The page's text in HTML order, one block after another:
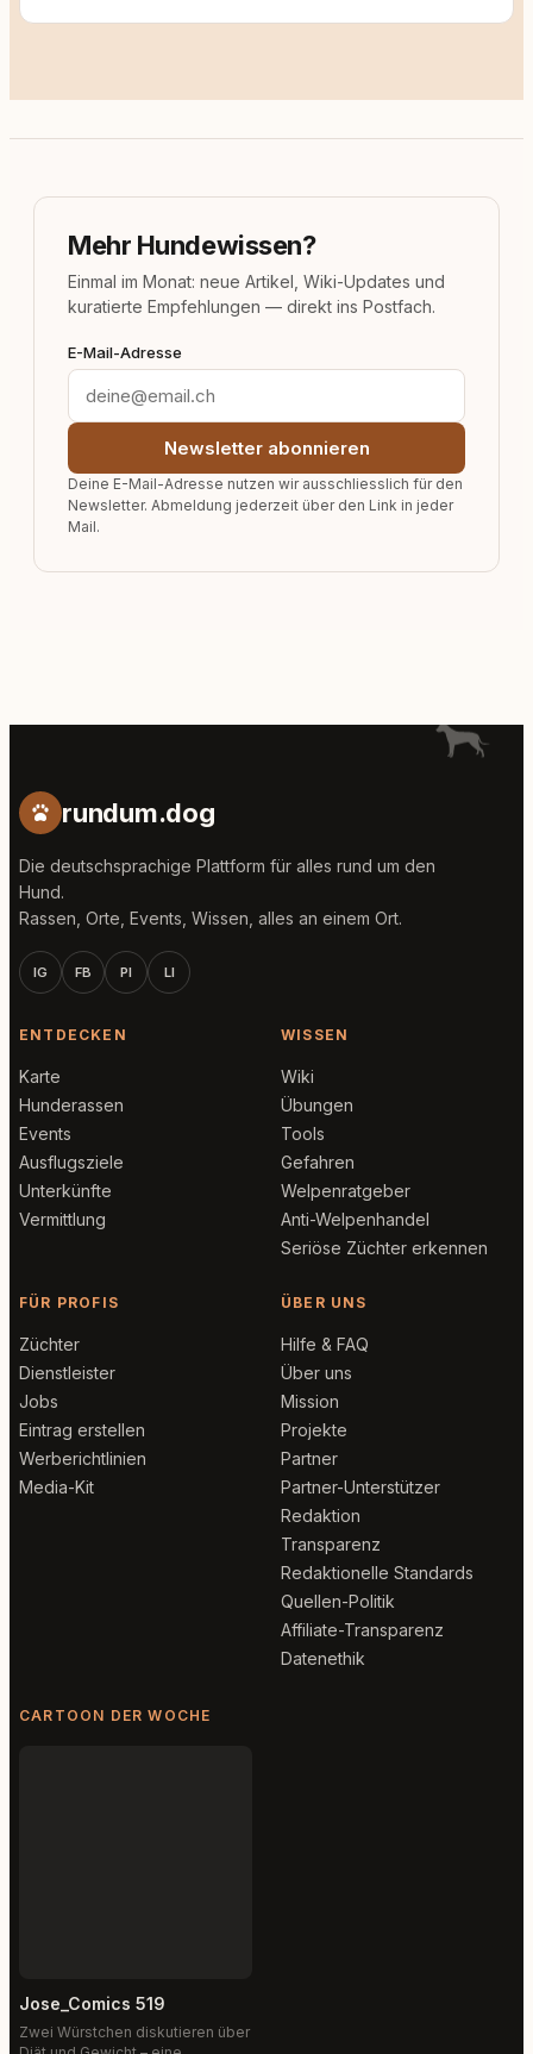
Mehr Hundewissen?
Einmal im Monat: neue Artikel, Wiki-Updates und
kuratierte Empfehlungen — direkt ins Postfach.
E-Mail-Adresse
Newsletter abonnieren
Deine E-Mail-Adresse nutzen wir ausschliesslich für den
Newsletter. Abmeldung jederzeit über den Link in jeder
Mail.
rundum.dog
Die deutschsprachige Plattform für alles rund um den
Hund.
Rassen, Orte, Events, Wissen, alles an einem Ort.
IG FB PI LI
ENTDECKEN
Karte
Hunderassen
Events
Ausflugsziele
Unterkünfte
Vermittlung
WISSEN
Wiki
Übungen
Tools
Gefahren
Welpenratgeber
Anti-Welpenhandel
Seriöse Züchter erkennen
FÜR PROFIS
Züchter
Dienstleister
Jobs
Eintrag erstellen
Werberichtlinien
Media-Kit
ÜBER UNS
Hilfe & FAQ
Über uns
Mission
Projekte
Partner
Partner-Unterstützer
Redaktion
Transparenz
Redaktionelle Standards
Quellen-Politik
Affiliate-Transparenz
Datenethik
CARTOON DER WOCHE
Jose_Comics 519
Zwei Würstchen diskutieren über